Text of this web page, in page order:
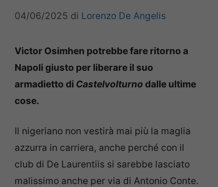
04/06/2025 di Lorenzo De Angelis
Victor Osimhen potrebbe fare ritorno a
Napoli giusto per liberare il suo
armadietto di Castelvolturno dalle ultime
cose.
Il nigeriano non vestirà mai più la maglia
azzurra in carriera, anche perché con il
club di De Laurentiis si sarebbe lasciato
malissimo anche per via di Antonio Conte.